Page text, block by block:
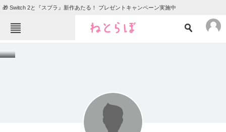
🎁 Switch 2と『スプラ』新作あたる！ プレゼントキャンペーン実施中
TOP
地域
教育・育児